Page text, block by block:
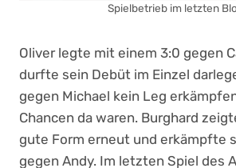
Spielbetrieb im letzten
Oliver legte mit einem 3:0 gegen
durfte sein Debüt im Einzel
gegen Michael kein Leg
Chancen da waren. Burghard
gute Form erneut und erkämpfte
gegen Andy. Im letzten Spiel des